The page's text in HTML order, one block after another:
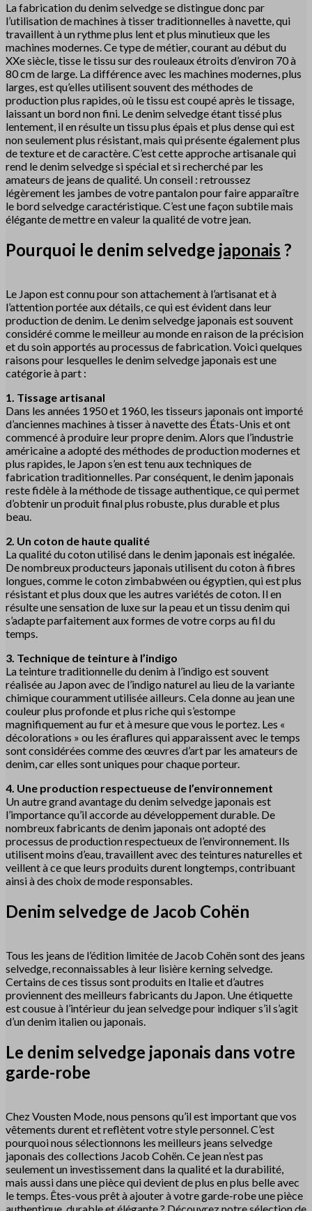
La fabrication du denim selvedge se distingue donc par
l’utilisation de machines à tisser traditionnelles à navette, qui
travaillent à un rythme plus lent et plus minutieux que les
machines modernes. Ce type de métier, courant au début du
XXe siècle, tisse le tissu sur des rouleaux étroits d’environ 70 à
80 cm de large. La différence avec les machines modernes, plus
larges, est qu’elles utilisent souvent des méthodes de
production plus rapides, où le tissu est coupé après le tissage,
laissant un bord non fini. Le denim selvedge étant tissé plus
lentement, il en résulte un tissu plus épais et plus dense qui est
non seulement plus résistant, mais qui présente également plus
de texture et de caractère. C’est cette approche artisanale qui
rend le denim selvedge si spécial et si recherché par les
amateurs de jeans de qualité. Un conseil : retroussez
légèrement les jambes de votre pantalon pour faire apparaître
le bord selvedge caractéristique. C’est une façon subtile mais
élégante de mettre en valeur la qualité de votre jean.
Pourquoi le denim selvedge japonais ?
Le Japon est connu pour son attachement à l’artisanat et à
l’attention portée aux détails, ce qui est évident dans leur
production de denim. Le denim selvedge japonais est souvent
considéré comme le meilleur au monde en raison de la précision
et du soin apportés au processus de fabrication. Voici quelques
raisons pour lesquelles le denim selvedge japonais est une
catégorie à part :
1. Tissage artisanal
Dans les années 1950 et 1960, les tisseurs japonais ont importé
d’anciennes machines à tisser à navette des États-Unis et ont
commencé à produire leur propre denim. Alors que l’industrie
américaine a adopté des méthodes de production modernes et
plus rapides, le Japon s’en est tenu aux techniques de
fabrication traditionnelles. Par conséquent, le denim japonais
reste fidèle à la méthode de tissage authentique, ce qui permet
d’obtenir un produit final plus robuste, plus durable et plus
beau.
2. Un coton de haute qualité
La qualité du coton utilisé dans le denim japonais est inégalée.
De nombreux producteurs japonais utilisent du coton à fibres
longues, comme le coton zimbabwéen ou égyptien, qui est plus
résistant et plus doux que les autres variétés de coton. Il en
résulte une sensation de luxe sur la peau et un tissu denim qui
s’adapte parfaitement aux formes de votre corps au fil du
temps.
3. Technique de teinture à l’indigo
La teinture traditionnelle du denim à l’indigo est souvent
réalisée au Japon avec de l’indigo naturel au lieu de la variante
chimique couramment utilisée ailleurs. Cela donne au jean une
couleur plus profonde et plus riche qui s’estompe
magnifiquement au fur et à mesure que vous le portez. Les «
décolorations » ou les éraflures qui apparaissent avec le temps
sont considérées comme des œuvres d’art par les amateurs de
denim, car elles sont uniques pour chaque porteur.
4. Une production respectueuse de l’environnement
Un autre grand avantage du denim selvedge japonais est
l’importance qu’il accorde au développement durable. De
nombreux fabricants de denim japonais ont adopté des
processus de production respectueux de l’environnement. Ils
utilisent moins d’eau, travaillent avec des teintures naturelles et
veillent à ce que leurs produits durent longtemps, contribuant
ainsi à des choix de mode responsables.
Denim selvedge de Jacob Cohën
Tous les jeans de l’édition limitée de Jacob Cohën sont des jeans
selvedge, reconnaissables à leur lisière kerning selvedge.
Certains de ces tissus sont produits en Italie et d’autres
proviennent des meilleurs fabricants du Japon. Une étiquette
est cousue à l’intérieur du jean selvedge pour indiquer s’il s’agit
d’un denim italien ou japonais.
Le denim selvedge japonais dans votre
garde-robe
Chez Vousten Mode, nous pensons qu’il est important que vos
vêtements durent et reflètent votre style personnel. C’est
pourquoi nous sélectionnons les meilleurs jeans selvedge
japonais des collections Jacob Cohën. Ce jean n’est pas
seulement un investissement dans la qualité et la durabilité,
mais aussi dans une pièce qui devient de plus en plus belle avec
le temps. Êtes-vous prêt à ajouter à votre garde-robe une pièce